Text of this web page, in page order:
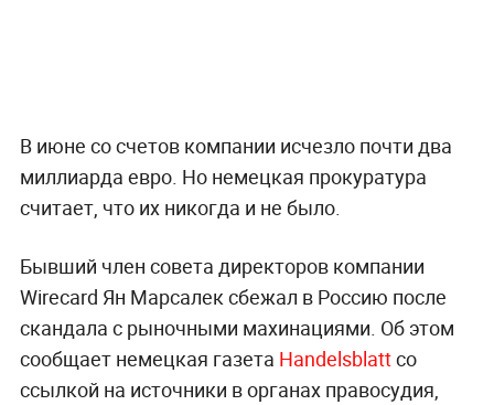
В июне со счетов компании исчезло почти два
миллиарда евро. Но немецкая прокуратура
считает, что их никогда и не было.
Бывший член совета директоров компании
Wirecard Ян Марсалек сбежал в Россию после
скандала с рыночными махинациями. Об этом
сообщает немецкая газета Handelsblattсо
ссылкой на источники в органах правосудия,